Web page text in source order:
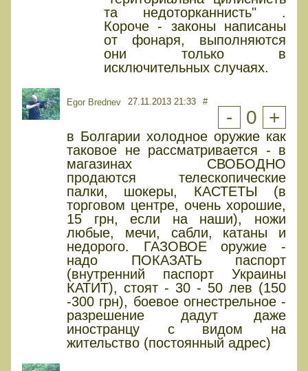
та недоторканнисть" .
Короче - законы написаны
от фонаря, выполняются
они только в
исключительных случаях.
Egor Brednev 27.11.2013 21:33 #
- 0 +
в Болгарии холодное оружие как
таковое не рассматривается - в
магазинах СВОБОДНО
продаются телескопические
палки, шокеры, КАСТЕТЫ (в
торговом центре, очень хорошие,
15 грн, если на наши), ножи
любые, мечи, сабли, катаны и
недорого. ГАЗОВОЕ оружие -
надо ПОКАЗАТЬ паспорт
(внутренний паспорт Украины
КАТИТ), стоят - 30 - 50 лев (150
-300 грн), боевое огнестрельное -
разрешение дадут даже
иностранцу с видом на
жительство (постоянный адрес)